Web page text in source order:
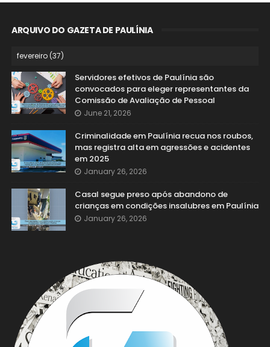
ARQUIVO DO GAZETA DE PAULÍNIA
Servidores efetivos de Paulínia são
convocados para eleger representantes da
Comissão de Avaliação de Pessoal
June 21, 2026
Criminalidade em Paulínia recua nos roubos,
mas registra alta em agressões e acidentes
em 2025
January 26, 2026
Casal segue preso após abandono de
crianças em condições insalubres em Paulínia
January 26, 2026